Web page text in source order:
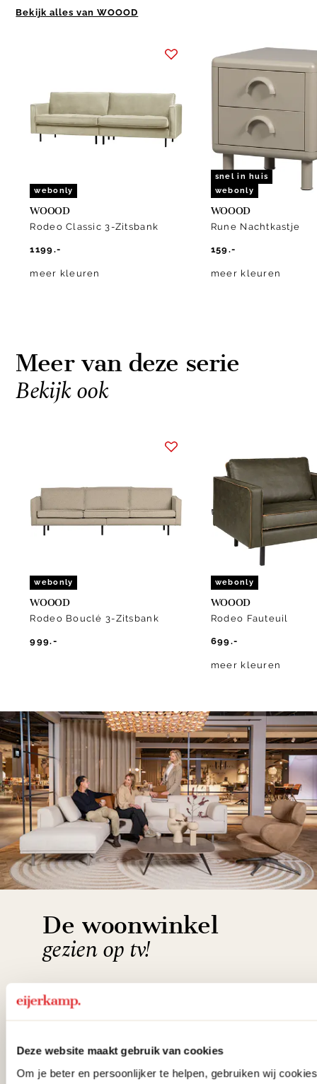
Deze website maakt gebruik van cookies
Om je beter en persoonlijker te helpen, gebruiken wij
Bekijk alles van WOOOD
webonly
WOOOD
Rodeo Classic 3-Zitsbank
1199.-
meer kleuren
snel in huis
webonly
WOOOD
Rune Nachtkastje
159.-
meer kleuren
Meer van deze serie
Bekijk ook
webonly
WOOOD
Rodeo Bouclé 3-Zitsbank
999.-
webonly
WOOOD
Rodeo Fauteuil
699.-
meer kleuren
De woonwinkel
gezien op tv!
'Weer verliefd op je huis' niet? We
slaap- en designcollecties
samengesteld met de mooiste